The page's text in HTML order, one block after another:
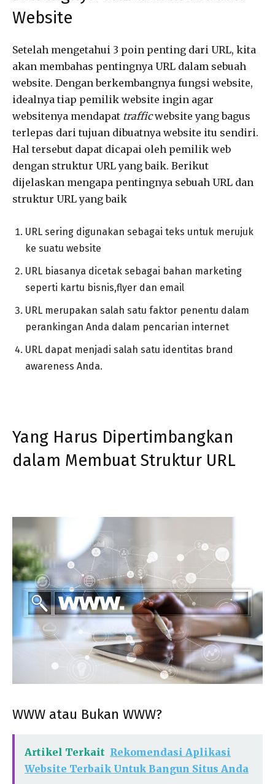
Website
Setelah mengetahui 3 poin penting dari URL, kita
akan membahas pentingnya URL dalam sebuah
website. Dengan berkembangnya fungsi website,
idealnya tiap pemilik website ingin agar
websitenya mendapat trafficwebsite yang bagus
terlepas dari tujuan dibuatnya website itu sendiri.
Hal tersebut dapat dicapai oleh pemilik web
dengan struktur URL yang baik. Berikut
dijelaskan mengapa pentingnya sebuah URL dan
struktur URL yang baik
URL sering digunakan sebagai teks untuk merujuk
ke suatu website
URL biasanya dicetak sebagai bahan marketing
seperti kartu bisnis,flyer dan email
URL merupakan salah satu faktor penentu dalam
perankingan Anda dalam pencarian internet
URL dapat menjadi salah satu identitas brand
awareness Anda.
Yang Harus Dipertimbangkan
dalam Membuat Struktur URL
WWW atau Bukan WWW?
Artikel Terkait Rekomendasi Aplikasi
Website Terbaik Untuk Bangun Situs Anda